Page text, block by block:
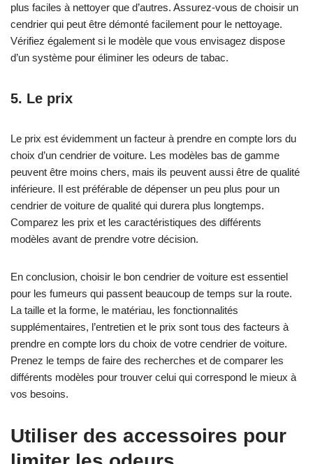
plus faciles à nettoyer que d’autres. Assurez-vous de choisir un
cendrier qui peut être démonté facilement pour le nettoyage.
Vérifiez également si le modèle que vous envisagez dispose
d’un système pour éliminer les odeurs de tabac.
5. Le prix
Le prix est évidemment un facteur à prendre en compte lors du
choix d’un cendrier de voiture. Les modèles bas de gamme
peuvent être moins chers, mais ils peuvent aussi être de qualité
inférieure. Il est préférable de dépenser un peu plus pour un
cendrier de voiture de qualité qui durera plus longtemps.
Comparez les prix et les caractéristiques des différents
modèles avant de prendre votre décision.
En conclusion, choisir le bon cendrier de voiture est essentiel
pour les fumeurs qui passent beaucoup de temps sur la route.
La taille et la forme, le matériau, les fonctionnalités
supplémentaires, l’entretien et le prix sont tous des facteurs à
prendre en compte lors du choix de votre cendrier de voiture.
Prenez le temps de faire des recherches et de comparer les
différents modèles pour trouver celui qui correspond le mieux à
vos besoins.
Utiliser des accessoires pour